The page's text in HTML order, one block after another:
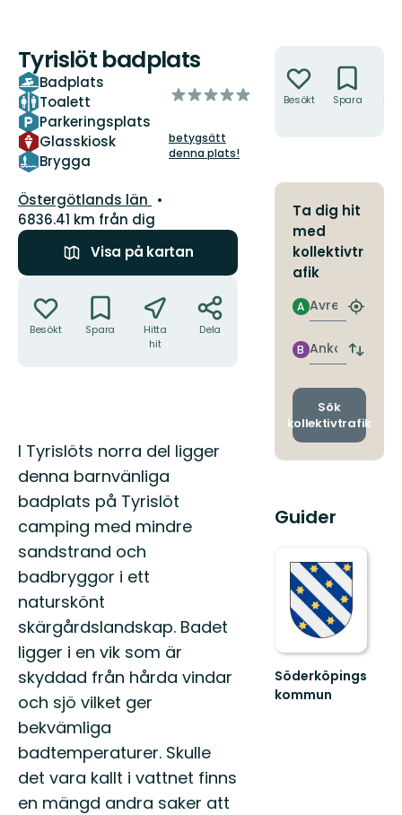
Tyrislöt badplats
Badplats
Toalett
Parkeringsplats
Glasskiosk
Brygga
av
stjärnor
betygsätt
denna plats!
Län:
Östergötlands län
6836.41 km från dig
Visa på kartan
Besökt Spara
Hitta
hit
Dela
Beskrivning
I Tyrislöts norra del ligger
denna barnvänliga
badplats på Tyrislöt
camping med mindre
sandstrand och
badbryggor i ett
naturskönt
skärgårdslandskap. Badet
ligger i en vik som är
skyddad från hårda vindar
och sjö vilket ger
bekvämliga
badtemperaturer. Skulle
det vara kallt i vattnet finns
en mängd andra saker att
Besökt Spara
Ta dig hit
med
kollektivtr
afik
Avresa
A
Hitta
Ankomst
B
Byt
och
Sök
kollektivtrafik
Guider
Söderköpings
kommun